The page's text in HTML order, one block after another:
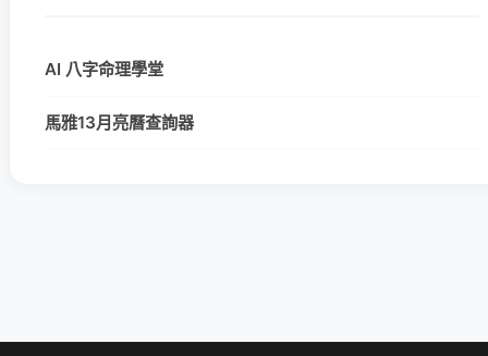
AI 八字命理學堂
馬雅13月亮曆查詢器